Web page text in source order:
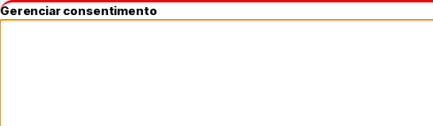
Gerenciar consentimento